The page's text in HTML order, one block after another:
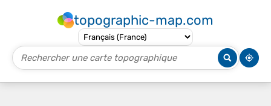
topographic-map.com